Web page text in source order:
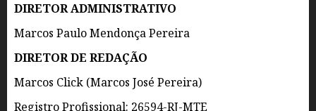
DE 2026
DIRETOR ADMINISTRATIVO
Marcos Paulo Mendonça Pereira
DIRETOR DE REDAÇÃO
Marcos Click (Marcos José Pereira)
Registro Profissional: 26594-RJ-MTE